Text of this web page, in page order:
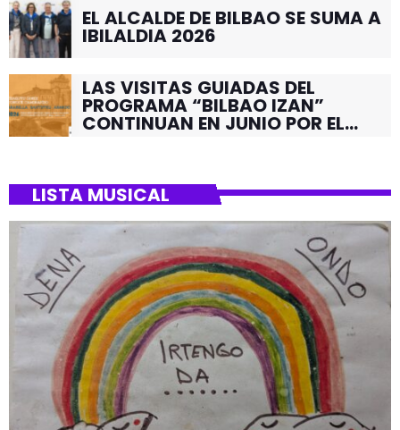
EL ALCALDE DE BILBAO SE SUMA A
IBILALDIA 2026
LAS VISITAS GUIADAS DEL
PROGRAMA “BILBAO IZAN”
CONTINUAN EN JUNIO POR EL
LISTA MUSICAL